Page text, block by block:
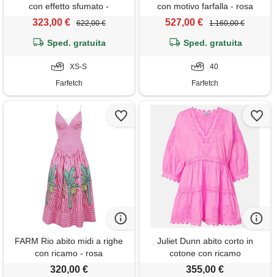
con effetto sfumato -
arancione
323,00 € 622,00 €
Sped. gratuita
XS-S
Farfetch
con motivo farfalla - rosa
527,00 € 1.160,00 €
Sped. gratuita
40
Farfetch
FARM Rio abito midi a righe
con ricamo - rosa
320,00 €
Juliet Dunn abito corto in
cotone con ricamo
355,00 €